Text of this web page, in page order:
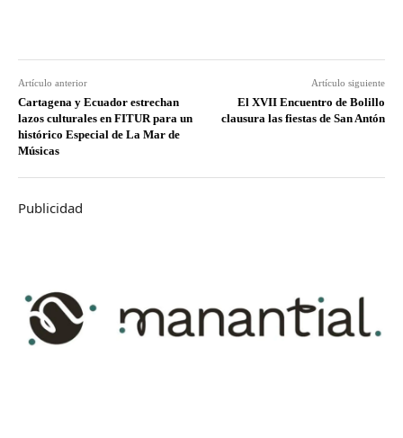
Artículo anterior
Cartagena y Ecuador estrechan
lazos culturales en FITUR para un
histórico Especial de La Mar de
Músicas
Artículo siguiente
El XVII Encuentro de Bolillo
clausura las fiestas de San Antón
Publicidad